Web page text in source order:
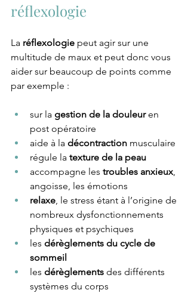
réflexologie
La réflexologie peut agir sur une
multitude de maux et peut donc vous
aider sur beaucoup de points comme
par exemple :
sur la gestion de la douleur en
post opératoire
aide à la décontraction musculaire
régule la texture de la peau
accompagne les troubles anxieux,
angoisse, les émotions
relaxe, le stress étant à l’origine de
nombreux dysfonctionnements
physiques et psychiques
les dérèglements du cycle de
sommeil
les dérèglements des différents
systèmes du corps